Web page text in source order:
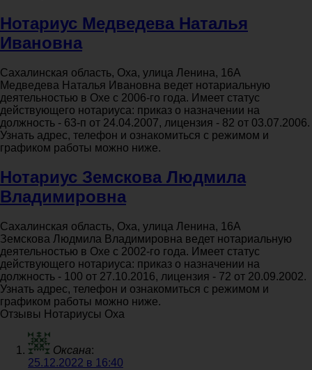
Нотариус Медведева Наталья
Ивановна
Сахалинская область, Оха, улица Ленина, 16А
Медведева Наталья Ивановна ведет нотариальную
деятельностью в Охе с 2006-го года. Имеет статус
действующего нотариуса: приказ о назначении на
должность - 63-п от 24.04.2007, лицензия - 82 от 03.07.2006.
Узнать адрес, телефон и ознакомиться с режимом и
графиком работы можно ниже.
Нотариус Земскова Людмила
Владимировна
Сахалинская область, Оха, улица Ленина, 16А
Земскова Людмила Владимировна ведет нотариальную
деятельностью в Охе с 2002-го года. Имеет статус
действующего нотариуса: приказ о назначении на
должность - 100 от 27.10.2016, лицензия - 72 от 20.09.2002.
Узнать адрес, телефон и ознакомиться с режимом и
графиком работы можно ниже.
Отзывы Нотариусы Оха
Оксана:
25.12.2022 в 16:40